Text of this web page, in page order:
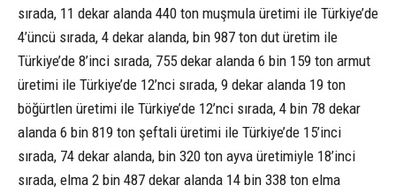
sırada, 11 dekar alanda 440 ton muşmula üretimi ile Türkiye’de
4’üncü sırada, 4 dekar alanda, bin 987 ton dut üretim ile
Türkiye’de 8’inci sırada, 755 dekar alanda 6 bin 159 ton armut
üretimi ile Türkiye’de 12’nci sırada, 9 dekar alanda 19 ton
böğürtlen üretimi ile Türkiye’de 12’nci sırada, 4 bin 78 dekar
alanda 6 bin 819 ton şeftali üretimi ile Türkiye’de 15’inci
sırada, 74 dekar alanda, bin 320 ton ayva üretimiyle 18’inci
sırada, elma 2 bin 487 dekar alanda 14 bin 338 ton elma